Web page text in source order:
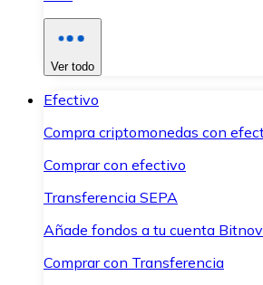
Ver todo
Efectivo
Compra criptomonedas con
Comprar con efectivo
Transferencia SEPA
Añade fondos a tu cuenta
Comprar con Transferencia